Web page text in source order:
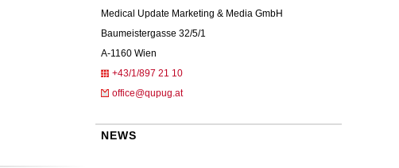
Medical Update Marketing & Media GmbH
Baumeistergasse 32/5/1
A-1160 Wien
+43/1/897 21 10
office@qupug.at
NEWS